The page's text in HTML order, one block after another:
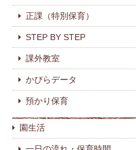
正課（特別保育）
STEP BY STEP
課外教室
かぴらデータ
預かり保育
園生活